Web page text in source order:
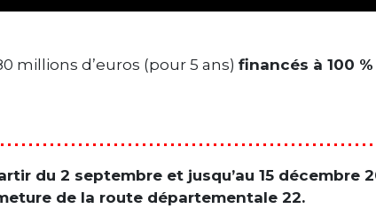
millions d’euros (pour 5 ans) financés à 100
du 2 septembre et jusqu’au 15 décembre
de la route départementale 22.